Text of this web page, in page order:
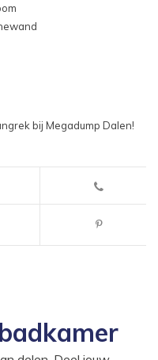
bij Megadump Dalen!